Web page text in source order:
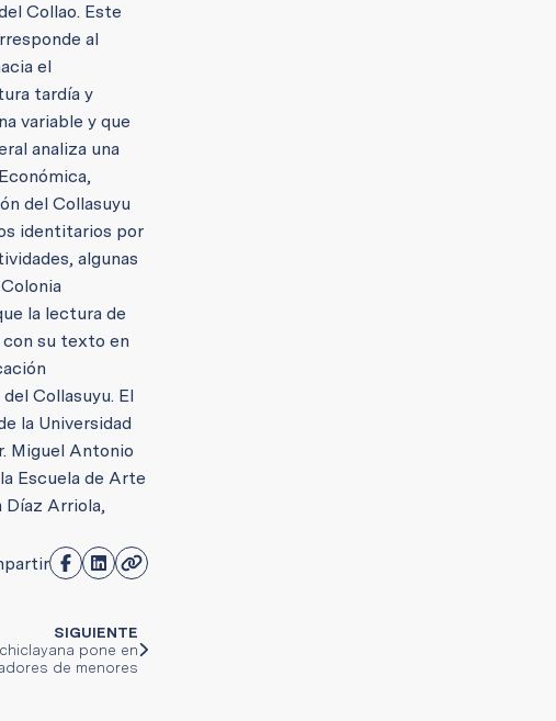
Collao. Este
al
el
tardía y
variable y que
analiza una
del Collasuyu
identitarios por
algunas
la lectura de
con su texto en
Collasuyu. El
la Universidad
Miguel Antonio
Escuela de Arte
Díaz Arriola,
SIGUIENTE
pone en
de menores